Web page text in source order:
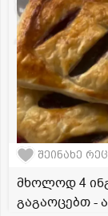
შეინახე
მხოლოდ 4
გაგაოცებთ -